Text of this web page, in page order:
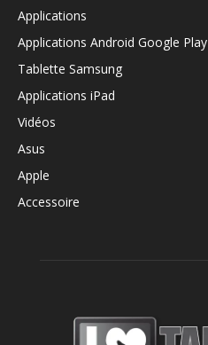
Applications
Applications Android Google Play
Tablette Samsung
Applications iPad
Vidéos
Asus
Apple
Accessoire